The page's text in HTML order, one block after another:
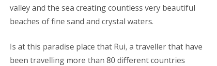
valley and the sea creating countless very beautiful
beaches of fine sand and crystal waters.
Is at this paradise place that Rui, a traveller that have
been travelling more than 80 different countries